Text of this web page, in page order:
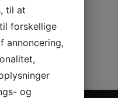
til at
forskellige
annoncering,
og